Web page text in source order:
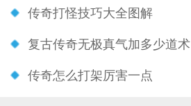
传奇打怪技巧大全图解
复古传奇无极真气加多少道术
传奇怎么打架厉害一点